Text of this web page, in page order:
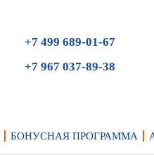
+7 499 689-01-67
+7 967 037-89-38
БОНУСНАЯ ПРОГРАММА